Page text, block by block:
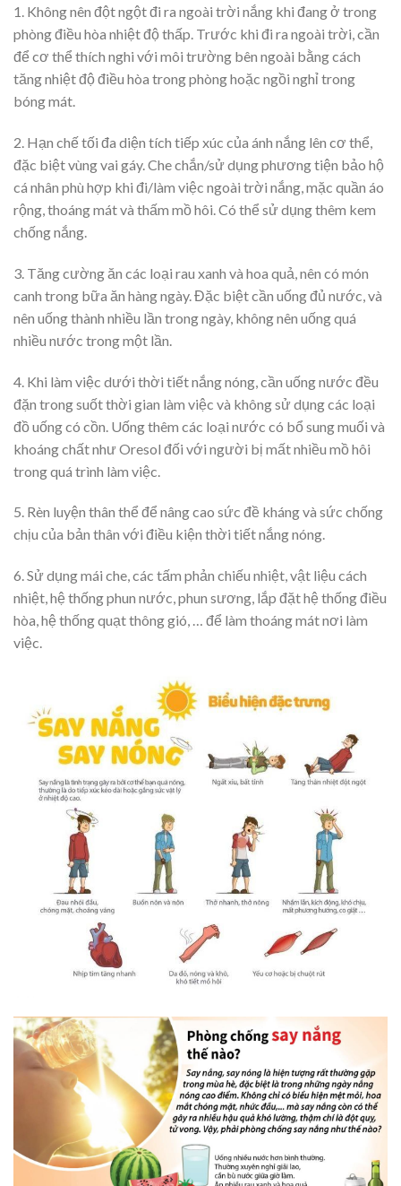
1. Không nên đột ngột đi ra ngoài trời nắng khi đang ở trong
phòng điều hòa nhiệt độ thấp. Trước khi đi ra ngoài trời, cần
để cơ thể thích nghi với môi trường bên ngoài bằng cách
tăng nhiệt độ điều hòa trong phòng hoặc ngồi nghỉ trong
bóng mát.
2. Hạn chế tối đa diện tích tiếp xúc của ánh nắng lên cơ thể,
đặc biệt vùng vai gáy. Che chắn/sử dụng phương tiện bảo hộ
cá nhân phù hợp khi đi/làm việc ngoài trời nắng, mặc quần áo
rộng, thoáng mát và thấm mồ hôi. Có thể sử dụng thêm kem
chống nắng.
3. Tăng cường ăn các loại rau xanh và hoa quả, nên có món
canh trong bữa ăn hàng ngày. Đặc biệt cần uống đủ nước, và
nên uống thành nhiều lần trong ngày, không nên uống quá
nhiều nước trong một lần.
4. Khi làm việc dưới thời tiết nắng nóng, cần uống nước đều
đặn trong suốt thời gian làm việc và không sử dụng các loại
đồ uống có cồn. Uống thêm các loại nước có bổ sung muối và
khoáng chất như Oresol đối với người bị mất nhiều mồ hôi
trong quá trình làm việc.
5. Rèn luyện thân thể để nâng cao sức đề kháng và sức chống
chịu của bản thân với điều kiện thời tiết nắng nóng.
6. Sử dụng mái che, các tấm phản chiếu nhiệt, vật liệu cách
nhiệt, hệ thống phun nước, phun sương, lắp đặt hệ thống điều
hòa, hệ thống quạt thông gió, … để làm thoáng mát nơi làm
việc.